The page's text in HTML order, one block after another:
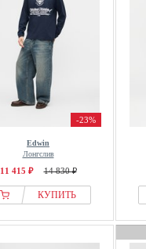
-23%
Edwin
Лонгслив
11 415 ₽ 14 830 ₽
КУПИТЬ